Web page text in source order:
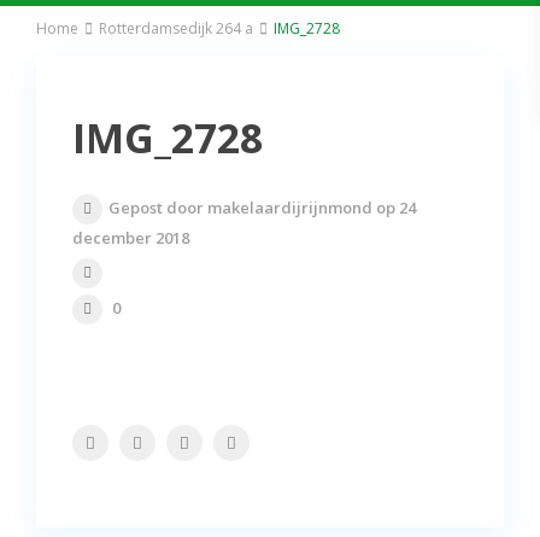
Home Rotterdamsedijk 264 a IMG_2728
IMG_2728
Gepost door makelaardijrijnmond op 24
december 2018
0